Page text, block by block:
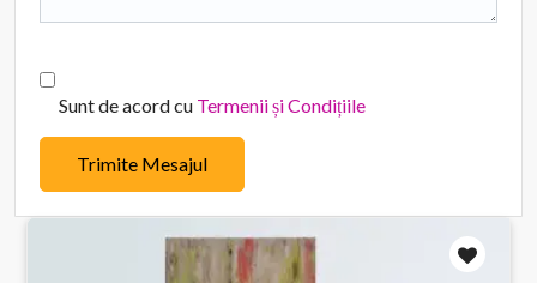
Sunt de acord cu Termenii și Condițiile
Trimite Mesajul